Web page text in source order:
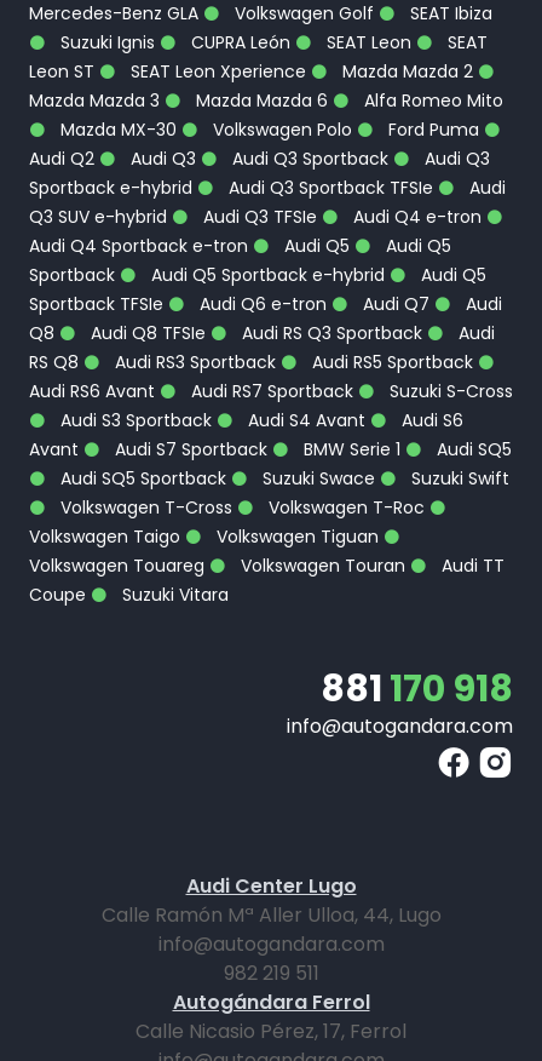
Mercedes-Benz GLA
Volkswagen Golf
SEAT Ibiza
Suzuki Ignis
CUPRA León SEAT Leon
SEAT
Leon ST
SEAT Leon Xperience
Mazda Mazda 2
Mazda Mazda 3
Mazda Mazda 6
Alfa Romeo Mito
Mazda MX-30
Volkswagen Polo
Ford Puma
Audi Q2
Audi Q3 Audi Q3 Sportback
Audi Q3
Sportback e-hybrid
Audi Q3 Sportback TFSIe
Audi
Q3 SUV e-hybrid
Audi Q3 TFSIe
Audi Q4 e-tron
Audi Q4 Sportback e-tron
Audi Q5
Audi Q5
Sportback
Audi Q5 Sportback e-hybrid
Audi Q5
Sportback TFSIe
Audi Q6 e-tron Audi Q7
Audi
Q8
Audi Q8 TFSIe Audi RS Q3 Sportback
Audi
RS Q8
Audi RS3 Sportback
Audi RS5 Sportback
Audi RS6 Avant
Audi RS7 Sportback
Suzuki S-Cross
Audi S3 Sportback
Audi S4 Avant
Audi S6
Avant
Audi S7 Sportback BMW Serie 1
Audi SQ5
Audi SQ5 Sportback
Suzuki Swace
Suzuki Swift
Volkswagen T-Cross
Volkswagen T-Roc
Volkswagen Taigo
Volkswagen Tiguan
Volkswagen Touareg
Volkswagen Touran
Audi TT
Coupe
Suzuki Vitara
881170 918
info@autogandara.com
Audi Center Lugo
Calle Ramón Mª Aller Ulloa, 44, Lugo
info@autogandara.com
982 219 511
Autogándara Ferrol
Calle Nicasio Pérez, 17, Ferrol